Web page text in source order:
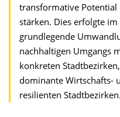
transformative Potential
stärken. Dies erfolgte
grundlegende
nachhaltigen Umgangs
konkreten
dominante Wirtschafts-
resilienten Stadtbezirken.